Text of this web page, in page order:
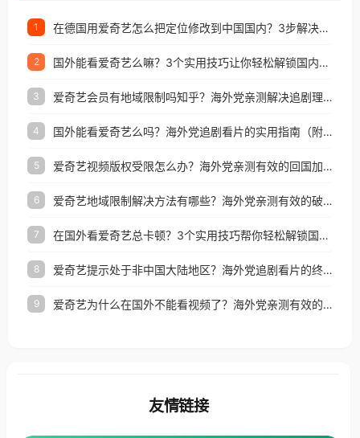
1 在德国用爱奇艺怎么把定位修改到中国国内？3步解决+2个实用场景分享
2 国外能看爱奇艺么嘛？3个实用技巧让你轻松解锁国内影视（附越南华数TV定位修改+网易云海外收费解析）
3 爱奇艺会员有地域限制吗知乎？海外党亲测解决追剧理财双难题的加速器攻略
4 国外能看爱奇艺么吗？海外党追剧看片的实用指南（附避坑技巧）
5 爱奇艺视频版权受限怎么办？海外党亲测有效的回国加速器选择指南
6 爱奇艺地域限制解决方法有哪些？海外党亲测有效的破界指南
7 在国外看爱奇艺总卡顿？3个实用技巧帮你轻松解锁国内影音与生活服务
8 爱奇艺提示处于非中国大陆地区？海外党追剧看片的终极解决方案来了
9 爱奇艺为什么在国外不能看视频了？海外党亲测有效的回国加速方案来了
友情链接